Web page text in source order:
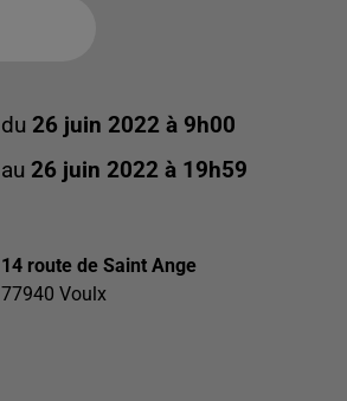
du 26 juin 2022 à 9h00
au 26 juin 2022 à 19h59
14 route de Saint Ange
77940 Voulx